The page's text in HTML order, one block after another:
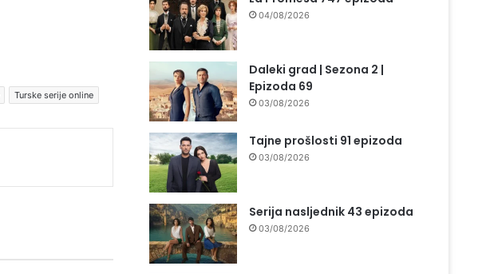
Turske serije online
04/08/2026
Daleki grad | Sezona 2 |
Epizoda 69
03/08/2026
Tajne prošlosti 91 epizoda
03/08/2026
Serija nasljednik 43 epizoda
03/08/2026